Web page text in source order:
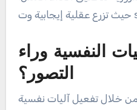
النفسية وراء
التصور؟
من خلال تفعيل آليات نفسية